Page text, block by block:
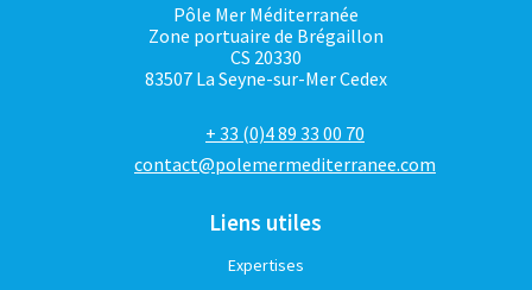
Pôle Mer Méditerranée
Zone portuaire de Brégaillon
CS 20330
83507 La Seyne-sur-Mer Cedex
+ 33 (0)4 89 33 00 70
contact@polemermediterranee.com
Liens utiles
Expertises